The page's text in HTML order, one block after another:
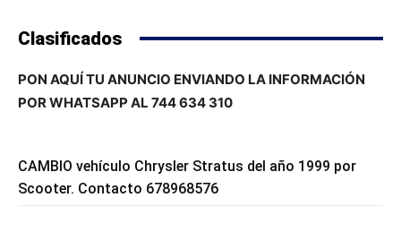
Clasificados
PON AQUÍ TU ANUNCIO ENVIANDO LA INFORMACIÓN
POR WHATSAPP AL 744 634 310
CAMBIO vehículo Chrysler Stratus del año 1999 por
Scooter. Contacto 678968576